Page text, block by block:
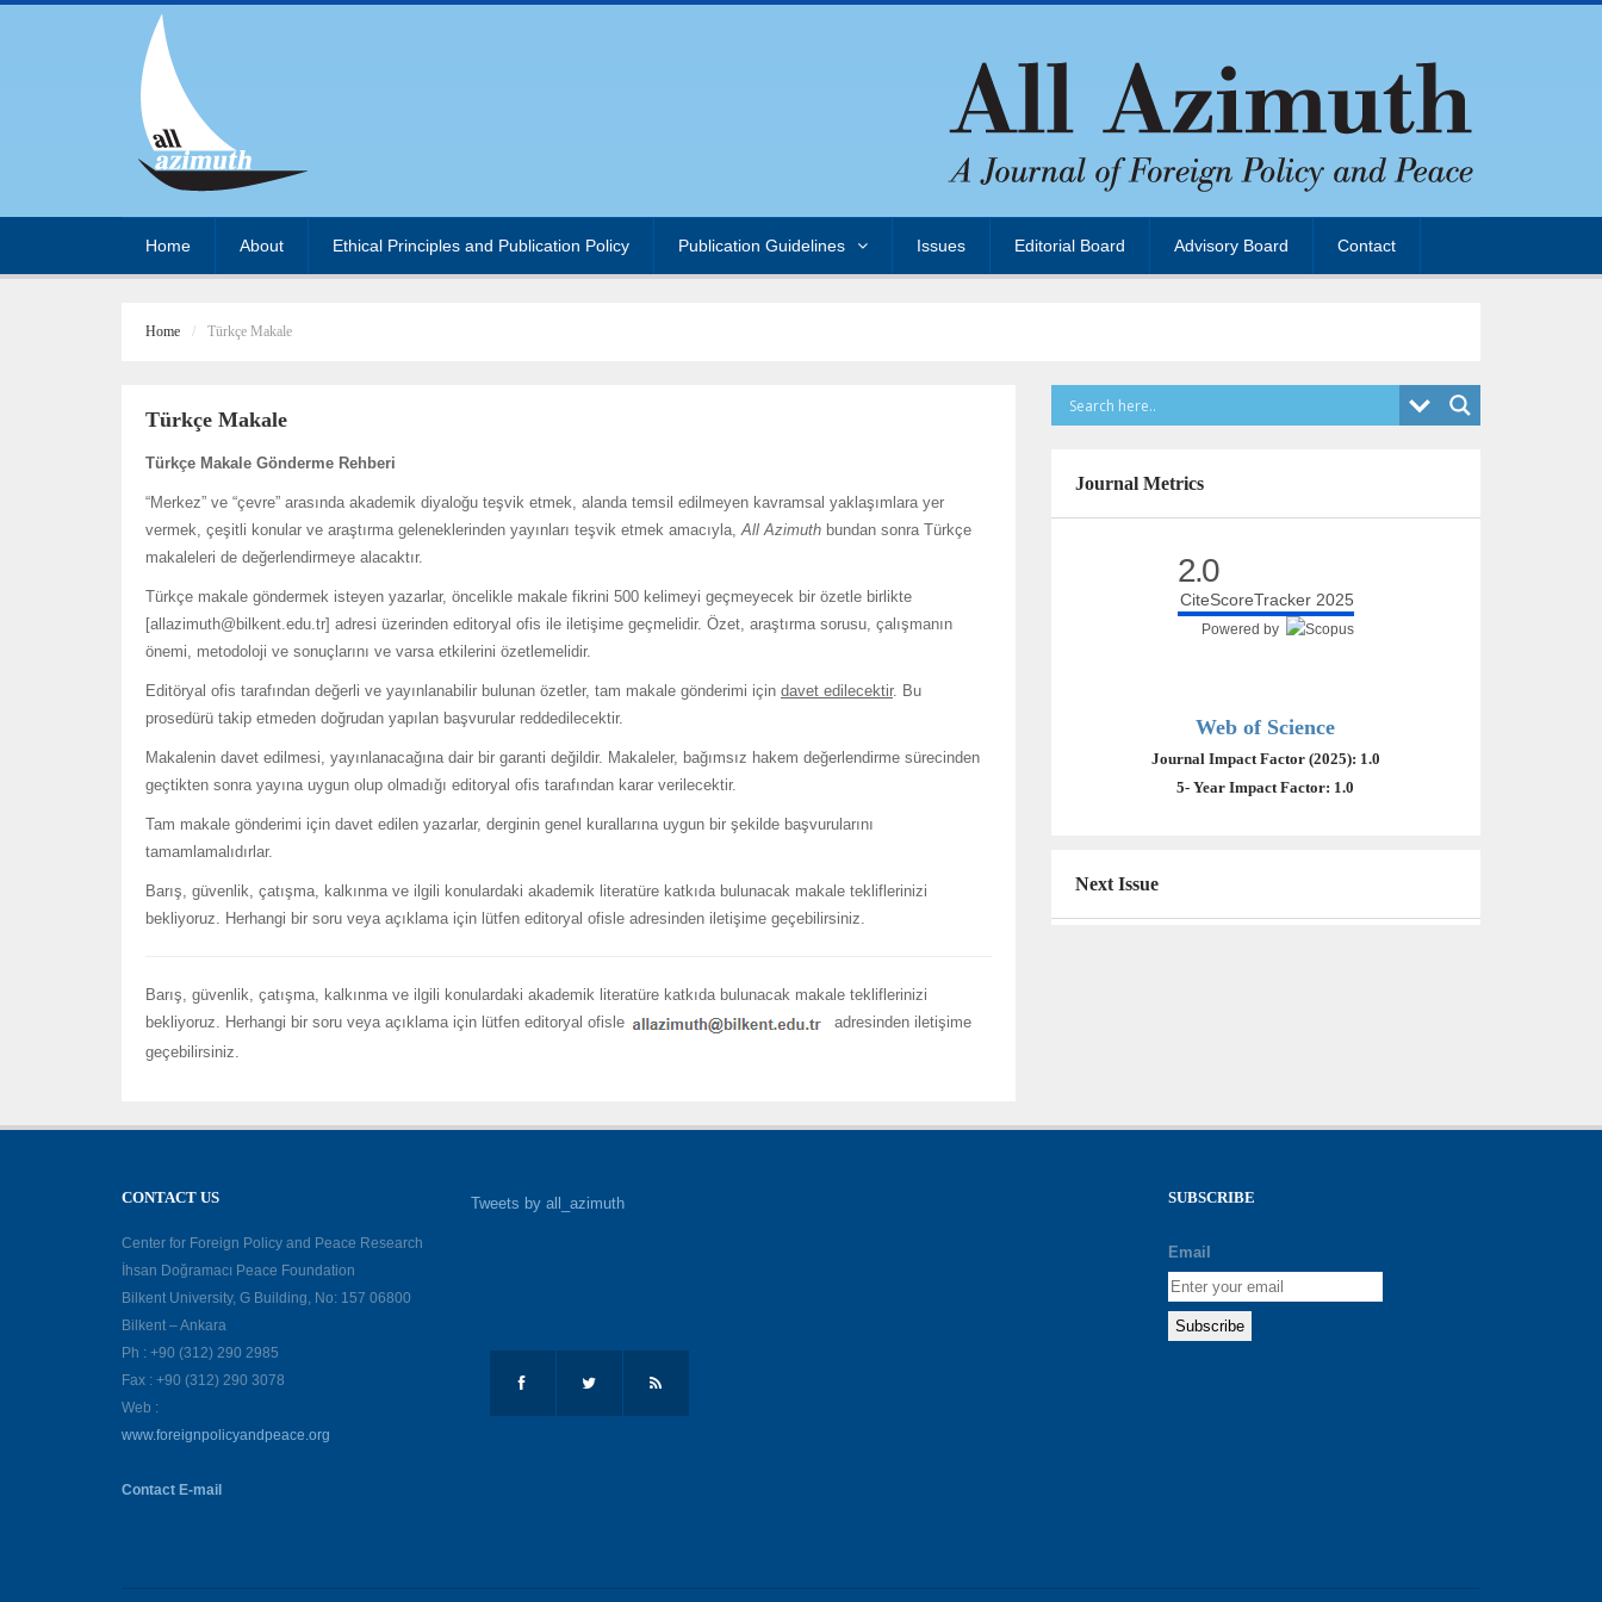
Home About Ethical Principles and Publication Policy Publication Guidelines Issues Editorial Board Advisory Board Contact
Home Türkçe Makale
Türkçe Makale
Türkçe Makale Gönderme Rehberi
“Merkez” ve “çevre” arasında akademik diyaloğu teşvik etmek, alanda temsil edilmeyen kavramsal yaklaşımlara yer
vermek, çeşitli konular ve araştırma geleneklerinden yayınları teşvik etmek amacıyla,All Azimuth bundan sonra Türkçe
makaleleri de değerlendirmeye alacaktır.
Türkçe makale göndermek isteyen yazarlar, öncelikle makale fikrini 500 kelimeyi geçmeyecek bir özetle birlikte
[allazimuth@bilkent.edu.tr] adresi üzerinden editoryal ofis ile iletişime geçmelidir. Özet, araştırma sorusu, çalışmanın
önemi, metodoloji ve sonuçlarını ve varsa etkilerini özetlemelidir.
Editöryal ofis tarafından değerli ve yayınlanabilir bulunan özetler, tam makale gönderimi için davet edilecektir. Bu
prosedürü takip etmeden doğrudan yapılan başvurular reddedilecektir.
Makalenin davet edilmesi, yayınlanacağına dair bir garanti değildir. Makaleler, bağımsız hakem değerlendirme sürecinden
geçtikten sonra yayına uygun olup olmadığı editoryal ofis tarafından karar verilecektir.
Tam makale gönderimi için davet edilen yazarlar, derginin genel kurallarına uygun bir şekilde başvurularını
tamamlamalıdırlar.
Barış, güvenlik, çatışma, kalkınma ve ilgili konulardaki akademik literatüre katkıda bulunacak makale tekliflerinizi
bekliyoruz. Herhangi bir soru veya açıklama için lütfen editoryal ofisle adresinden iletişime geçebilirsiniz.
Barış, güvenlik, çatışma, kalkınma ve ilgili konulardaki akademik literatüre katkıda bulunacak makale tekliflerinizi
bekliyoruz. Herhangi bir soru veya açıklama için lütfen editoryal ofisle
adresinden iletişime
geçebilirsiniz.
Journal Metrics
2.0
CiteScoreTracker 2025
Powered by
Web of Science
Journal Impact Factor (2025): 1.0
5- Year Impact Factor: 1.0
Next Issue
CONTACT US
Center for Foreign Policy and Peace Research
İhsan Doğramacı Peace Foundation
Bilkent University, G Building, No: 157 06800
Bilkent – Ankara
Ph : +90 (312) 290 2985
Fax : +90 (312) 290 3078
Web :
www.foreignpolicyandpeace.org
Contact E-mail
Tweets by all_azimuth SUBSCRIBE
Email